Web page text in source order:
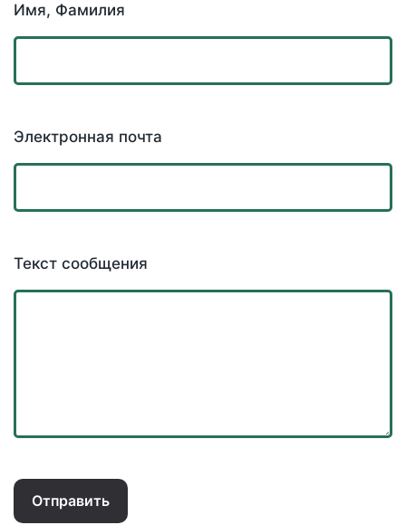
Имя, Фамилия
Электронная почта
Текст сообщения
Отправить